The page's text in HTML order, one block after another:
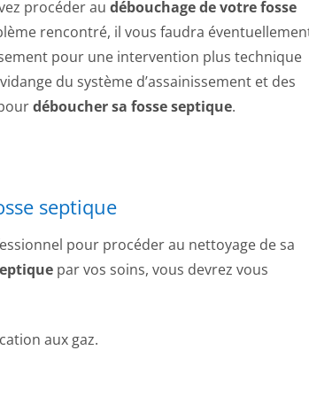
procéder au débouchage de votre fosse
rencontré, il vous faudra
pour une intervention plus technique
du système d’assainissement et des
déboucher sa fosse septique.
septique
pour procéder au nettoyage de sa
par vos soins, vous devrez vous
aux gaz.